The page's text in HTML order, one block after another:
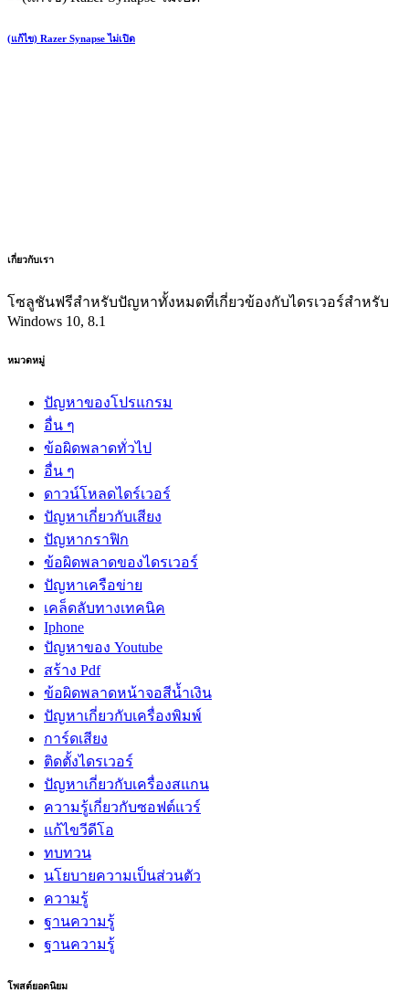
(แก้ไข) Razer Synapse ไม่เปิด
เกี่ยวกับเรา
โซลูชันฟรีสำหรับปัญหาทั้งหมดที่เกี่ยวข้องกับไดรเวอร์สำหรับ
Windows 10, 8.1
หมวดหมู่
ปัญหาของโปรแกรม
อื่น ๆ
ข้อผิดพลาดทั่วไป
อื่น ๆ
ดาวน์โหลดไดร์เวอร์
ปัญหาเกี่ยวกับเสียง
ปัญหากราฟิก
ข้อผิดพลาดของไดรเวอร์
ปัญหาเครือข่าย
เคล็ดลับทางเทคนิค
Iphone
ปัญหาของ Youtube
สร้าง Pdf
ข้อผิดพลาดหน้าจอสีน้ำเงิน
ปัญหาเกี่ยวกับเครื่องพิมพ์
การ์ดเสียง
ติดตั้งไดรเวอร์
ปัญหาเกี่ยวกับเครื่องสแกน
ความรู้เกี่ยวกับซอฟต์แวร์
แก้ไขวีดีโอ
ทบทวน
นโยบายความเป็นส่วนตัว
ความรู้
ฐานความรู้
ฐานความรู้
โพสต์ยอดนิยม